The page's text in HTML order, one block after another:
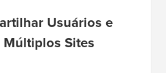
Usuários e
Sites